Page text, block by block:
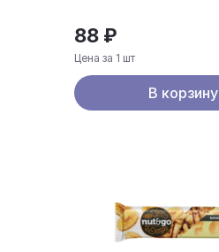
88 ₽
Цена за 1 шт
В корзину